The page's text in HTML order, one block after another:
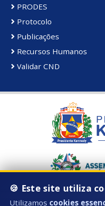
PRODES
Protocolo
Publicações
Recursos Humanos
Validar CND
🍪 Este site utiliza
Utilizamos cookies